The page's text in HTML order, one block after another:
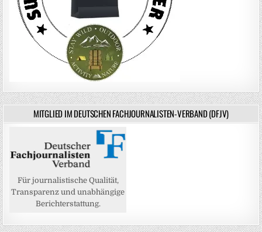
MITGLIED IM DEUTSCHEN FACHJOURNALISTEN-VERBAND (DFJV)
Für journalistische Qualität,
Transparenz und unabhängige
Berichterstattung.